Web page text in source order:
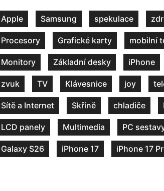
Apple Samsung spekulace
Procesory Grafické karty mobilní
Monitory Základní desky iPhone
zvuk TV Klávesnice joy
Sítě a Internet Skříně chladiče
LCD panely Multimedia PC
Galaxy S26 iPhone 17 iPhone 17